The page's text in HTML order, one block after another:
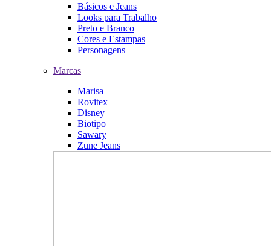
Básicos e Jeans
Looks para Trabalho
Preto e Branco
Cores e Estampas
Personagens
Marcas
Marisa
Rovitex
Disney
Biotipo
Sawary
Zune Jeans